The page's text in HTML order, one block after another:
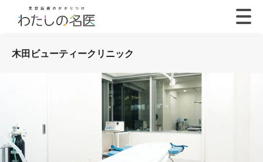
木田ビューティークリニック